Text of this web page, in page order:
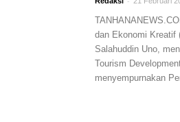
dan Ekonomi Kreatif
Salahuddin Uno,
Tourism
menyempurnakan